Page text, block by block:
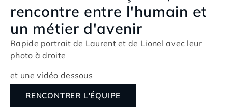
rencontre entre l'humain et
un métier d'avenir
Rapide portrait de Laurent et de Lionel avec leur
photo à droite
et une vidéo dessous
RENCONTRER L'ÉQUIPE